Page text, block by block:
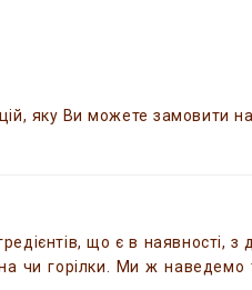
яку Ви можете замовити на
що є в наявності,
чи горілки. Ми ж наведемо